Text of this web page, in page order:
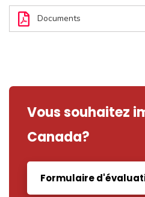
Documents
Vous souhaitez
Canada?
Formulaire